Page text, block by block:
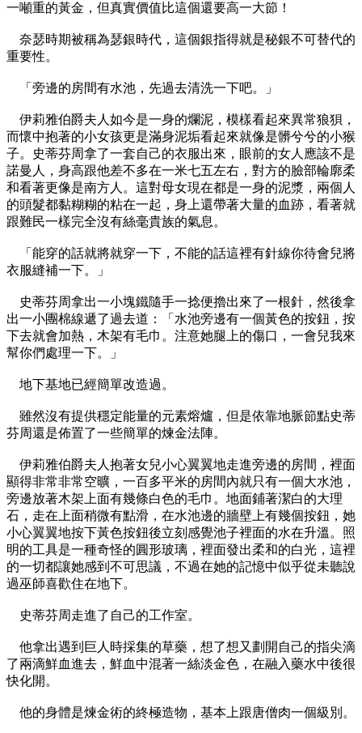
一噸重的黃金，但真實價值比這個還要高一大節！
奈瑟時期被稱為瑟銀時代，這個銀指得就是秘銀不可替代的
重要性。
「旁邊的房間有水池，先過去清洗一下吧。」
伊莉雅伯爵夫人如今是一身的爛泥，模樣看起來異常狼狽，
而懷中抱著的小女孩更是滿身泥垢看起來就像是髒兮兮的小猴
子。史蒂芬周拿了一套自己的衣服出來，眼前的女人應該不是
諾曼人，身高跟他差不多在一米七五左右，對方的臉部輪廓柔
和看著更像是南方人。這對母女現在都是一身的泥漿，兩個人
的頭髮都黏糊糊的粘在一起，身上還帶著大量的血跡，看著就
跟難民一樣完全沒有絲毫貴族的氣息。
「能穿的話就將就穿一下，不能的話這裡有針線你待會兒將
衣服縫補一下。」
史蒂芬周拿出一小塊鐵隨手一捻便擼出來了一根針，然後拿
出一小團棉線遞了過去道：「水池旁邊有一個黃色的按鈕，按
下去就會加熱，木架有毛巾。注意她腿上的傷口，一會兒我來
幫你們處理一下。」
地下基地已經簡單改造過。
雖然沒有提供穩定能量的元素熔爐，但是依靠地脈節點史蒂
芬周還是佈置了一些簡單的煉金法陣。
伊莉雅伯爵夫人抱著女兒小心翼翼地走進旁邊的房間，裡面
顯得非常非常空曠，一百多平米的房間內就只有一個大水池，
旁邊放著木架上面有幾條白色的毛巾。地面鋪著潔白的大理
石，走在上面稍微有點滑，在水池邊的牆壁上有幾個按鈕，她
小心翼翼地按下黃色按鈕後立刻感覺池子裡面的水在升溫。照
明的工具是一種奇怪的圓形玻璃，裡面發出柔和的白光，這裡
的一切都讓她感到不可思議，不過在她的記憶中似乎從未聽說
過巫師喜歡住在地下。
史蒂芬周走進了自己的工作室。
他拿出遇到巨人時採集的草藥，想了想又劃開自己的指尖滴
了兩滴鮮血進去，鮮血中混著一絲淡金色，在融入藥水中後很
快化開。
他的身體是煉金術的終極造物，基本上跟唐僧肉一個級別。